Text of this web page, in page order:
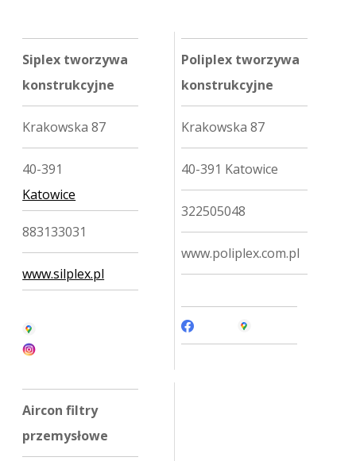
Siplex tworzywa
konstrukcyjne
Krakowska 87
40-391
Katowice
883133031
www.silplex.pl
Poliplex tworzywa
konstrukcyjne
Krakowska 87
40-391 Katowice
322505048
www.poliplex.com.pl
Aircon filtry
przemysłowe